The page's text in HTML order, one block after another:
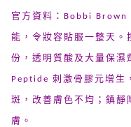
官方資料：Bobbi Brown
能，令妝容貼服一整天。
份，透明質酸及大量保濕
Peptide 刺激骨膠元增生
斑，改善膚色不均；鎮靜
膚。